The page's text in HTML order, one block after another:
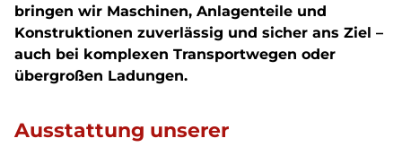
bringen wir Maschinen, Anlagenteile und
Konstruktionen zuverlässig und sicher ans Ziel –
auch bei komplexen Transportwegen oder
übergroßen Ladungen.
Ausstattung unserer